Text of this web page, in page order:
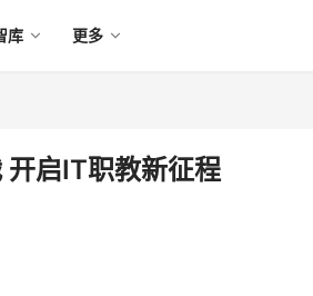
库 更多
开启IT职教新征程